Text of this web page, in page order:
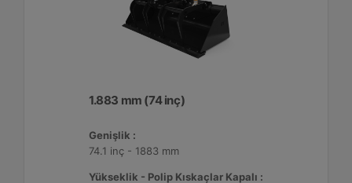
1.883 mm (74 inç)
Genişlik :
74.1 inç - 1883 mm
Yükseklik - Polip Kıskaçlar Kapalı :